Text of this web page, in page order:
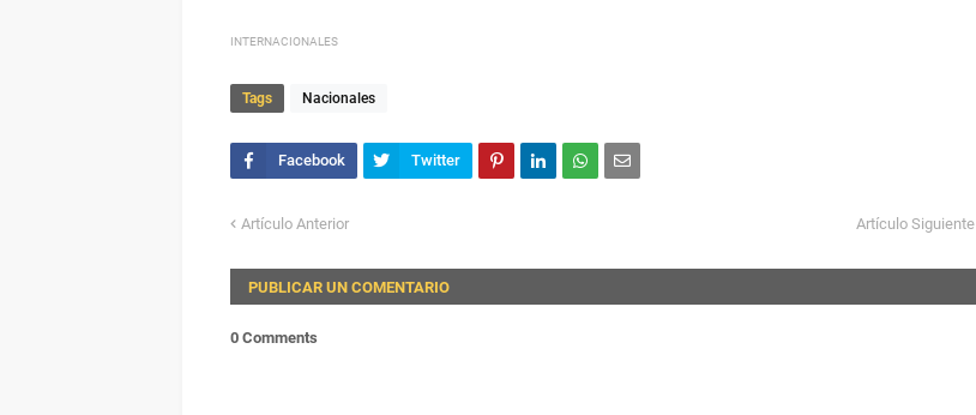
INTERNACIONALES
Tags Nacionales
Artículo Anterior Artículo Siguiente
PUBLICAR UN COMENTARIO
0 Comments